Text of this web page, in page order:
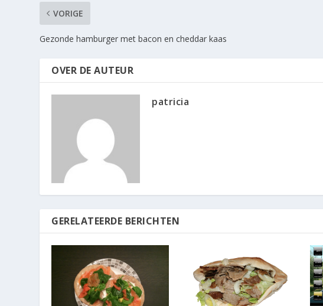
VORIGE
Gezonde hamburger met bacon en cheddar kaas
OVER DE AUTEUR
patricia
GERELATEERDE BERICHTEN